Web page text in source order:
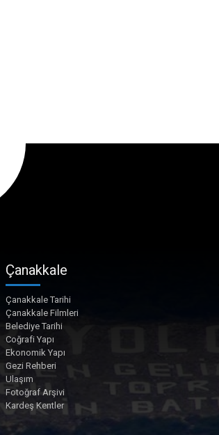
Çanakkale
Çanakkale Tarihi
Çanakkale Filmleri
Belediye Tarihi
Coğrafi Yapı
Ekonomik Yapı
Gezi Rehberi
Ulaşım
Fotoğraf Arşivi
Kardeş Kentler